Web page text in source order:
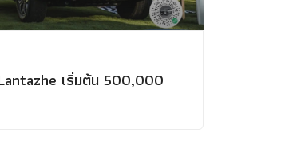
ข่าวรถยนต์
เริ่มต้น 500,000